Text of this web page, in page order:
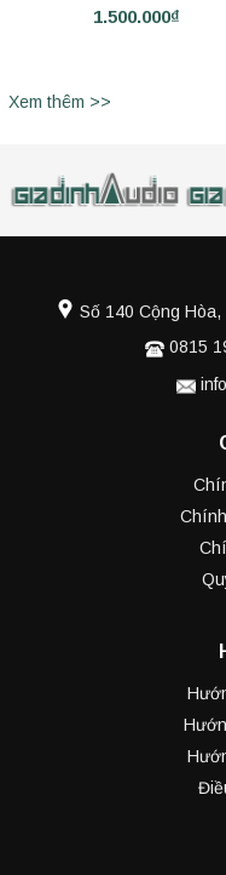
1.500.000₫
Xem thêm >>
Số 140 Cộng
0815